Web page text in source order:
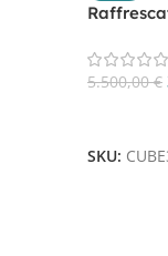
5.500,00€
SKU: